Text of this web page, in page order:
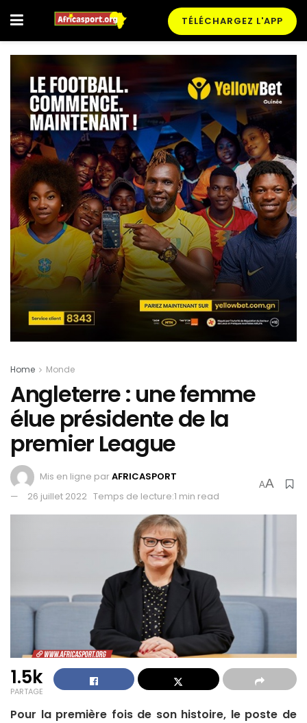
TÉLÉCHARGEZ L'APP
Home Monde
Angleterre : une femme
élue présidente de la
premier League
Mis en ligne parAFRICASPORT
26 juillet 2022 Temps de lecture:1 min read
AA
1.5k
PARTAGE
Pour la première fois de son histoire, le poste de